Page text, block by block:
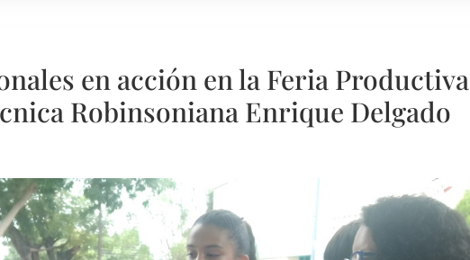
en acción en la Feria Productiva
Robinsoniana Enrique Delgado